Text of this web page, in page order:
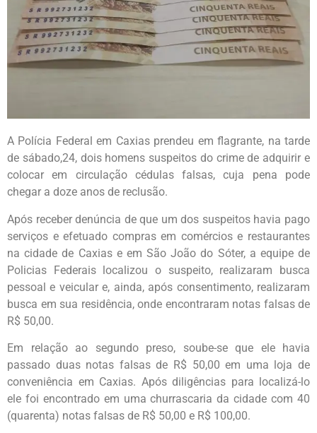
A Polícia Federal em Caxias prendeu em flagrante, na tarde
de sábado,24, dois homens suspeitos do crime de adquirir e
colocar em circulação cédulas falsas, cuja pena pode
chegar a doze anos de reclusão.
Após receber denúncia de que um dos suspeitos havia pago
serviços e efetuado compras em comércios e restaurantes
na cidade de Caxias e em São João do Sóter, a equipe de
Policias Federais localizou o suspeito, realizaram busca
pessoal e veicular e, ainda, após consentimento, realizaram
busca em sua residência, onde encontraram notas falsas de
R$ 50,00.
Em relação ao segundo preso, soube-se que ele havia
passado duas notas falsas de R$ 50,00 em uma loja de
conveniência em Caxias. Após diligências para localizá-lo
ele foi encontrado em uma churrascaria da cidade com 40
(quarenta) notas falsas de R$ 50,00 e R$ 100,00.